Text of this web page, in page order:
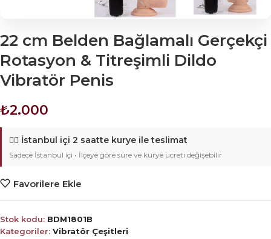
22 cm Belden Bağlamalı Gerçekçi
Rotasyon & Titreşimli Dildo
Vibratör Penis
₺2.000
🚴‍♂️ İstanbul içi 2 saatte kurye ile teslimat
Sadece İstanbul içi • İlçeye göre süre ve kurye ücreti değişebilir
Favorilere Ekle
Stok kodu: BDM1801B
Kategoriler: Vibratör Çeşitleri